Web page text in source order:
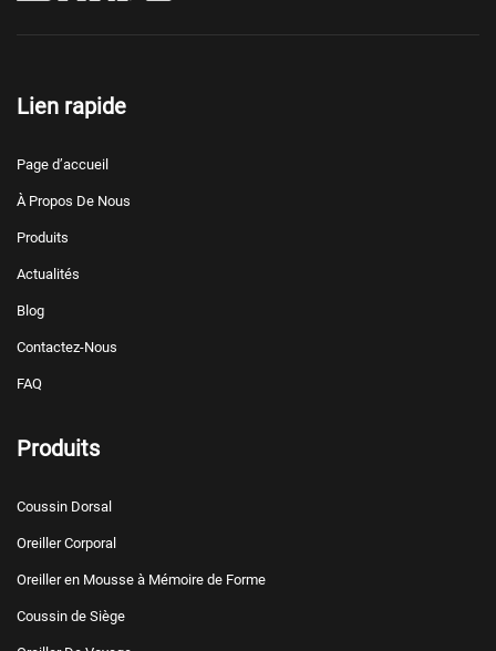
Lien rapide
Page d’accueil
À Propos De Nous
Produits
Actualités
Blog
Contactez-Nous
FAQ
Produits
Coussin Dorsal
Oreiller Corporal
Oreiller en Mousse à Mémoire de Forme
Coussin de Siège